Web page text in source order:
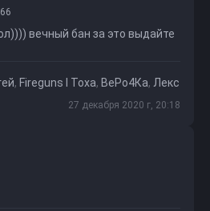
вечный бан за это выдайте
, Fireguns l Toxa, ВеРо4Ка, Лекс
27 декабря 2020 г, 20:18